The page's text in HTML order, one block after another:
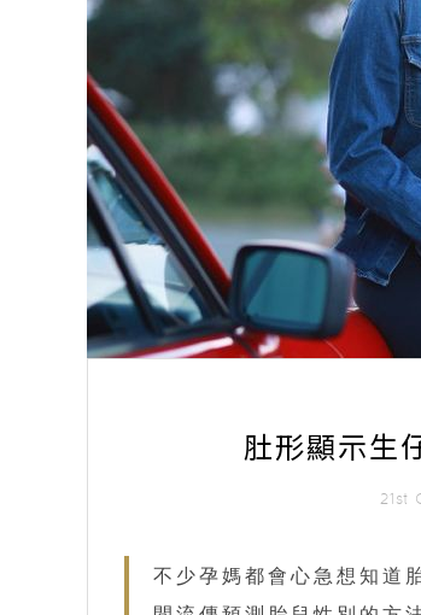
肚形顯示生
21st
不少孕媽都會心急想知道